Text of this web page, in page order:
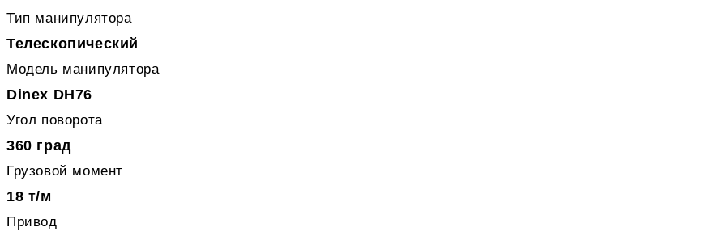
Тип манипулятора
Телескопический
Модель манипулятора
Dinex DH76
Угол поворота
360 град
Грузовой момент
18 т/м
Привод